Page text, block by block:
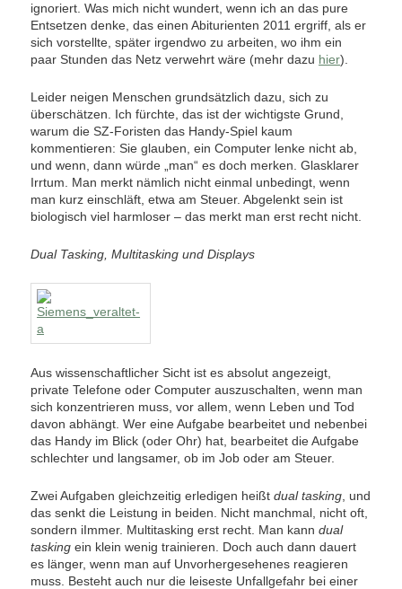
ignoriert. Was mich nicht wundert, wenn ich an das pure
Entsetzen denke, das einen Abiturienten 2011 ergriff, als er
sich vorstellte, später irgendwo zu arbeiten, wo ihm ein
paar Stunden das Netz verwehrt wäre (mehr dazu hier).
Leider neigen Menschen grundsätzlich dazu, sich zu
überschätzen. Ich fürchte, das ist der wichtigste Grund,
warum die SZ-Foristen das Handy-Spiel kaum
kommentieren: Sie glauben, ein Computer lenke nicht ab,
und wenn, dann würde „man“ es doch merken. Glasklarer
Irrtum. Man merkt nämlich nicht einmal unbedingt, wenn
man kurz einschläft, etwa am Steuer. Abgelenkt sein ist
biologisch viel harmloser – das merkt man erst recht nicht.
Dual Tasking, Multitasking und Displays
Aus wissenschaftlicher Sicht ist es absolut angezeigt,
private Telefone oder Computer auszuschalten, wenn man
sich konzentrieren muss, vor allem, wenn Leben und Tod
davon abhängt. Wer eine Aufgabe bearbeitet und nebenbei
das Handy im Blick (oder Ohr) hat, bearbeitet die Aufgabe
schlechter und langsamer, ob im Job oder am Steuer.
Zwei Aufgaben gleichzeitig erledigen heißtdual tasking , und
das senkt die Leistung in beiden. Nicht manchmal, nicht oft,
sondern iImmer. Multitasking erst recht. Man kanndual
tasking ein klein wenig trainieren. Doch auch dann dauert
es länger, wenn man auf Unvorhergesehenes reagieren
muss. Besteht auch nur die leiseste Unfallgefahr bei einer